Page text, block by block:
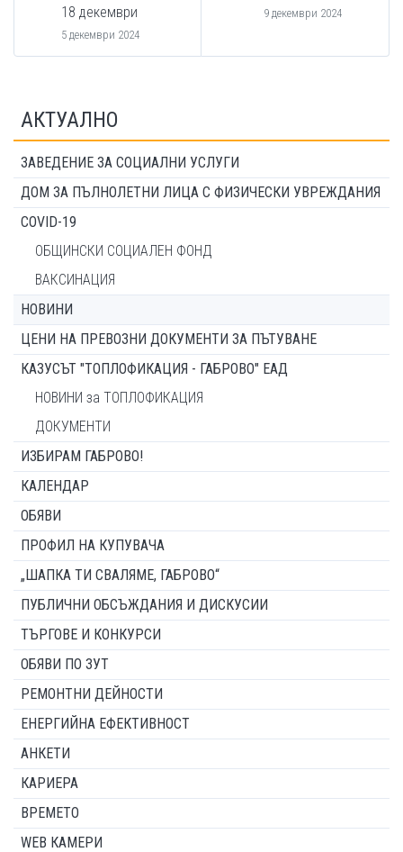
18 декември
5 декември 2024
9 декември 2024
АКТУАЛНО
ЗАВЕДЕНИЕ ЗА СОЦИАЛНИ УСЛУГИ
ДОМ ЗА ПЪЛНОЛЕТНИ ЛИЦА С ФИЗИЧЕСКИ УВРЕЖДАНИЯ
COVID-19
ОБЩИНСКИ СОЦИАЛЕН ФОНД
ВАКСИНАЦИЯ
НОВИНИ
ЦЕНИ НА ПРЕВОЗНИ ДОКУМЕНТИ ЗА ПЪТУВАНЕ
КАЗУСЪТ "ТОПЛОФИКАЦИЯ - ГАБРОВО" ЕАД
НОВИНИ за ТОПЛОФИКАЦИЯ
ДОКУМЕНТИ
ИЗБИРАМ ГАБРОВО!
КАЛЕНДАР
ОБЯВИ
ПРОФИЛ НА КУПУВАЧА
„ШАПКА ТИ СВАЛЯМЕ, ГАБРОВО“
ПУБЛИЧНИ ОБСЪЖДАНИЯ И ДИСКУСИИ
ТЪРГОВЕ И КОНКУРСИ
ОБЯВИ ПО ЗУТ
РЕМОНТНИ ДЕЙНОСТИ
ЕНЕРГИЙНА ЕФЕКТИВНОСТ
АНКЕТИ
КАРИЕРА
ВРЕМЕТО
WEB КАМЕРИ